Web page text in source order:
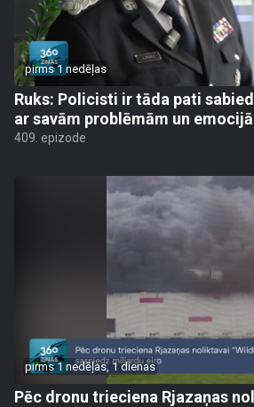
pirms 1 nedēļas
Ruks: Policisti ir tāda pati
ar savām problēmām un
409. epizode
pirms 1 nedēļas, 1 dienas
Pēc dronu trieciena Rjazaņas